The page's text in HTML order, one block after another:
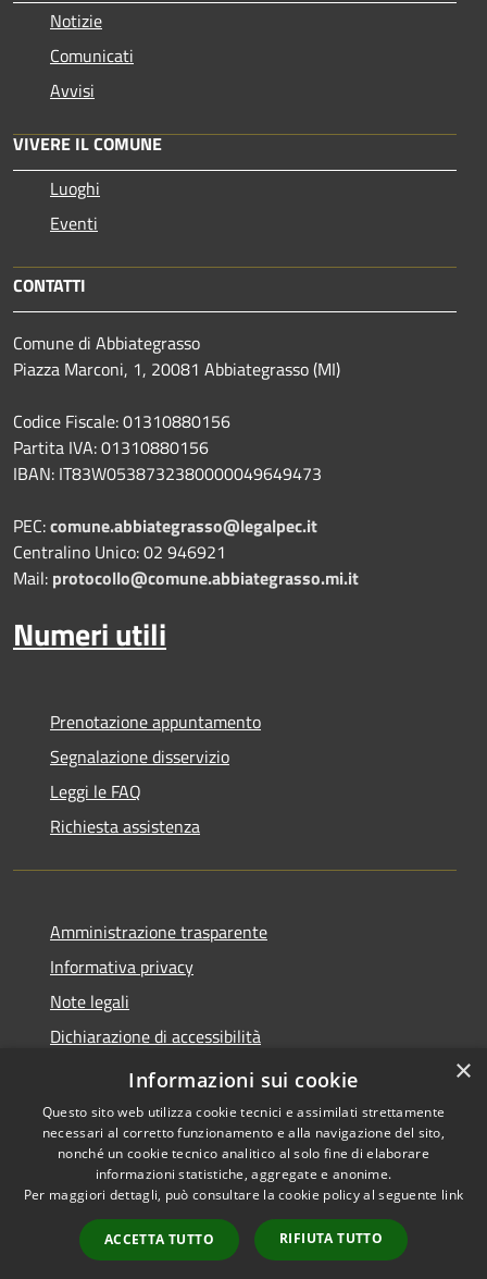
Notizie
Comunicati
Avvisi
VIVERE IL COMUNE
Luoghi
Eventi
CONTATTI
Comune di Abbiategrasso
Piazza Marconi, 1, 20081 Abbiategrasso (MI)
Codice Fiscale: 01310880156
Partita IVA: 01310880156
IBAN: IT83W0538732380000049649473
PEC:comune.abbiategrasso@legalpec.it
Centralino Unico: 02 946921
Mail: protocollo@comune.abbiategrasso.mi.it
Numeri utili
Prenotazione appuntamento
Segnalazione disservizio
Leggi le FAQ
Richiesta assistenza
Amministrazione trasparente
Informativa privacy
Note legali
Dichiarazione di accessibilità
Whistleblowing
Accessibilità
Copyright © 2026 • Comune di
Abbiategrasso • Powered by
Municipium•
Accesso
redazione
×
Informazioni sui cookie
Questo sito web utilizza cookie tecnici e assimilati strettamente
necessari al corretto funzionamento e alla navigazione del sito,
nonché un cookie tecnico analitico al solo fine di elaborare
informazioni statistiche, aggregate e anonime.
Per maggiori dettagli, può consultare la cookie policy al seguente link
ACCETTA TUTTO RIFIUTA TUTTO